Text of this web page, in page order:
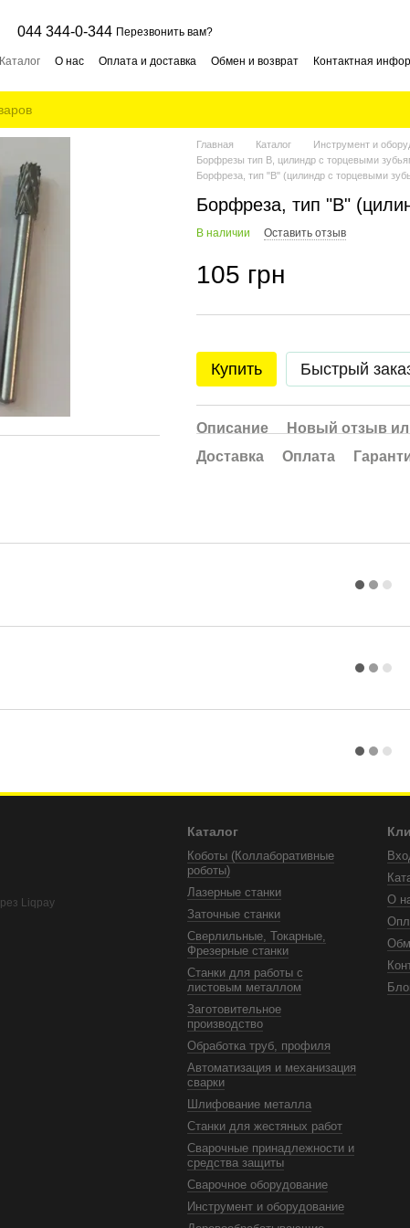
044 344-0-344 Перезвонить вам?
Каталог О нас Оплата и доставка Обмен и возврат Контактная
Главная Каталог Инструмент и
Борфрезы тип В, цилиндр с торцевыми
Борфреза, тип "В" (цилиндр с торцевыми
Борфреза, тип "В"
В наличии Оставить отзыв
105 грн
Купить Быстрый
Описание Новый отзыв
Доставка
Оплата
Каталог
Коботы (Коллаборативные
роботы)
Лазерные станки
Заточные станки
Сверлильные, Токарные,
Фрезерные станки
Станки для работы с
листовым металлом
Заготовительное
производство
Обработка труб, профиля
Автоматизация и механизация
сварки
Шлифование металла
Станки для жестяных работ
Сварочные принадлежности и
средства защиты
Сварочное оборудование
Инструмент и оборудование
О